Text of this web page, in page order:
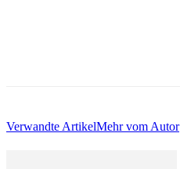
Verwandte ArtikelMehr vom Autor